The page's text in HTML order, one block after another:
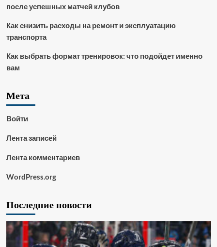
после успешных матчей клубов
Как снизить расходы на ремонт и эксплуатацию
транспорта
Как выбрать формат тренировок: что подойдет именно
вам
Мета
Войти
Лента записей
Лента комментариев
WordPress.org
Последние новости